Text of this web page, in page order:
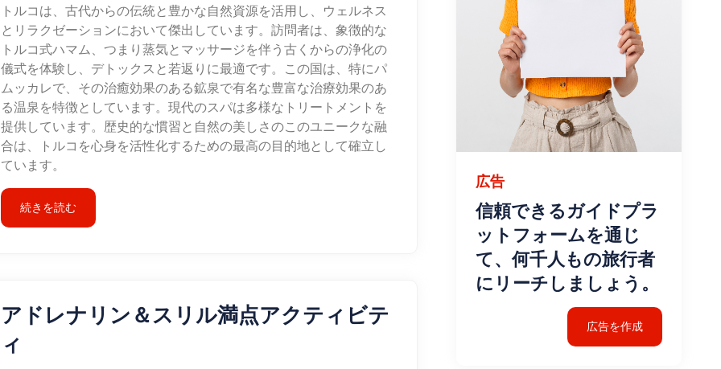
トルコは、古代からの伝統と豊かな自然資源を活用し、ウェルネス
とリラクゼーションにおいて傑出しています。訪問者は、象徴的な
トルコ式ハマム、つまり蒸気とマッサージを伴う古くからの浄化の
儀式を体験し、デトックスと若返りに最適です。この国は、特にパ
ムッカレで、その治癒効果のある鉱泉で有名な豊富な治療効果のあ
る温泉を特徴としています。現代のスパは多様なトリートメントを
提供しています。歴史的な慣習と自然の美しさのこのユニークな融
合は、トルコを心身を活性化するための最高の目的地として確立し
ています。
続きを読む
アドレナリン＆スリル満点アクティビテ
ィ
広告
信頼できるガイドプラ
ットフォームを通じ
て、何千人もの旅行者
にリーチしましょう。
広告を作成